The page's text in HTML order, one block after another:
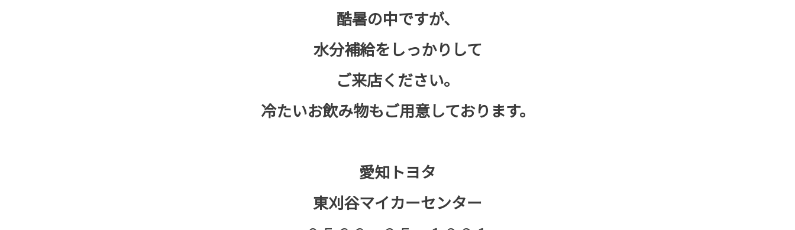
酷暑の中ですが、
水分補給をしっかりして
ご来店ください。
冷たいお飲み物もご用意しております。
愛知トヨタ
東刈谷マイカーセンター